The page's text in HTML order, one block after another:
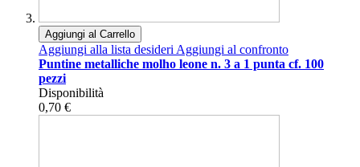
Aggiungi al Carrello
Aggiungi alla lista desideriAggiungi al confronto
Puntine metalliche molho leone n. 3 a 1 punta cf. 100
pezzi
Disponibilità
0,70 €